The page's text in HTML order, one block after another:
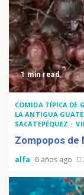
1 min read
COMIDA TÍPICA DE
LA ANTIGUA
SACATEPÉQUEZ
Zompopos de
alfa 6 años ago